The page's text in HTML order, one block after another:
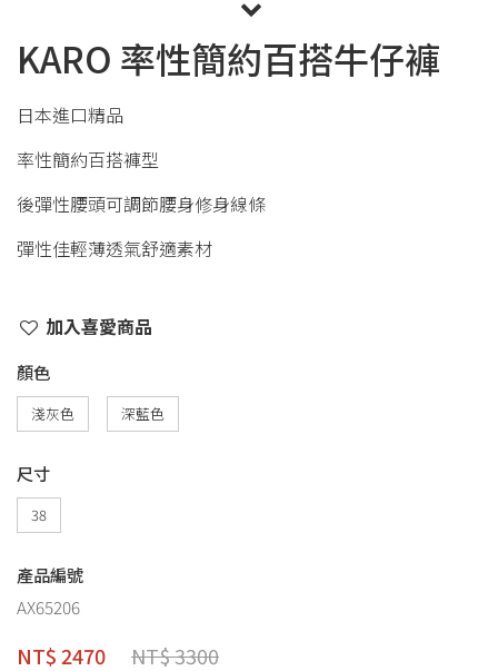
KARO 率性簡約百搭牛仔褲
日本進口精品
率性簡約百搭褲型
後彈性腰頭可調節腰身修身線條
彈性佳輕薄透氣舒適素材
加入喜愛商品
顏色
淺灰色 深藍色
尺寸
38
產品編號
AX65206
NT$ 2470 NT$ 3300